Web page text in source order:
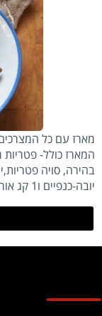
מארז עם כל
המארז כולל- פטריות
בהירה, סויה
יובה-כנפיים ו1 קג אורז עגול לבן.